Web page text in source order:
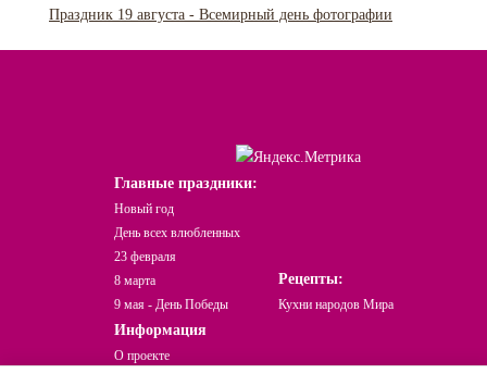
Праздник 19 августа - Всемирный день фотографии
Главные праздники:
Новый год
День всех влюбленных
23 февраля
8 марта
9 мая - День Победы
Рецепты:
Кухни народов Мира
Информация
О проекте